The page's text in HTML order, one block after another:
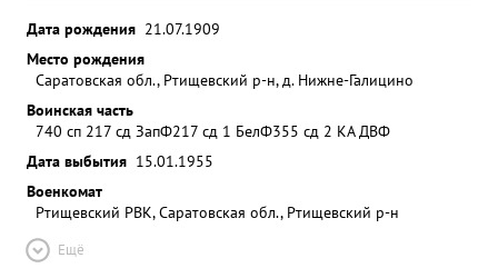
Дата рождения 21.07.1909
Место рождения
Саратовская обл., Ртищевский р-н, д. Нижне-Галицино
Воинская часть
740 сп 217 сд ЗапФ217 сд 1 БелФ355 сд 2 КА ДВФ
Дата выбытия 15.01.1955
Военкомат
Ртищевский РВК, Саратовская обл., Ртищевский р-н
Ещё